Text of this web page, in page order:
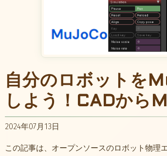
自分のロボットを
しよう！CADから
2024年07月13日
この記事は、オープンソースのロボット物理